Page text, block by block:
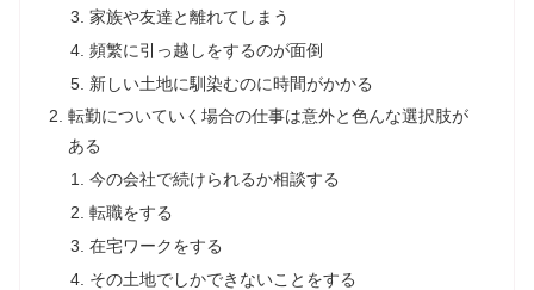
家族や友達と離れてしまう
頻繁に引っ越しをするのが面倒
新しい土地に馴染むのに時間がかかる
転勤についていく場合の仕事は意外と色んな選択肢が
ある
今の会社で続けられるか相談する
転職をする
在宅ワークをする
その土地でしかできないことをする